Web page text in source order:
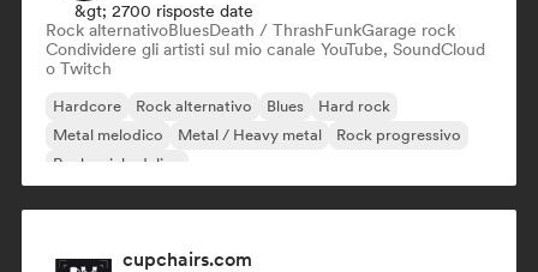
&gt; 2700 risposte date
Rock alternativoBluesDeath / ThrashFunkGarage rock
Condividere gli artisti sul mio canale YouTube, SoundCloud
o Twitch
Hardcore Rock alternativo Blues
Hard rock
Metal melodico
Metal / Heavy metal
Rock progressivo
Rock psichedelico
cupchairs.com